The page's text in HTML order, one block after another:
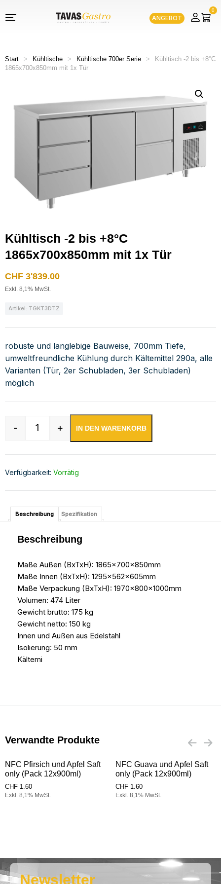
ANGEBOT
0
Start > Kühltische > Kühltische 700er Serie >
Kühltisch -2 bis +8°C
1865x700x850mm mit 1x Tür
Kühltisch -2 bis +8°C
1865x700x850mm mit 1x Tür
CHF 3'839.00
Exkl. 8,1% MwSt.
Artikel: TGKT3DTZ
robuste und langlebige Bauweise, 700mm Tiefe,
umweltfreundliche Kühlung durch Kältemittel 290a, alle
Varianten (Tür, 2er Schubladen, 3er Schubladen)
möglich
Kühltisch -2 bis +8°C 1865x700x850mm mit 1x
- + IN DEN WARENKORB
Verfügbarkeit: Vorrätig
Beschreibung Spezifikation
Beschreibung
Maße Außen (BxTxH): 1865x700x850mm
Maße Innen (BxTxH): 1295x562x605mm
Maße Verpackung (BxTxH): 1970x800x1000mm
Volumen: 474 Liter
Gewicht brutto: 175 kg
Gewicht netto: 150 kg
Innen und Außen aus Edelstahl
Isolierung: 50 mm
Kältemi
Verwandte Produkte
NFC Pfirsich und Apfel Saft
only (Pack 12x900ml)
CHF 1.60
Exkl. 8,1% MwSt.
NFC Guava und Apfel Saft
only (Pack 12x900ml)
CHF 1.60
Exkl. 8,1% MwSt.
Newsletter